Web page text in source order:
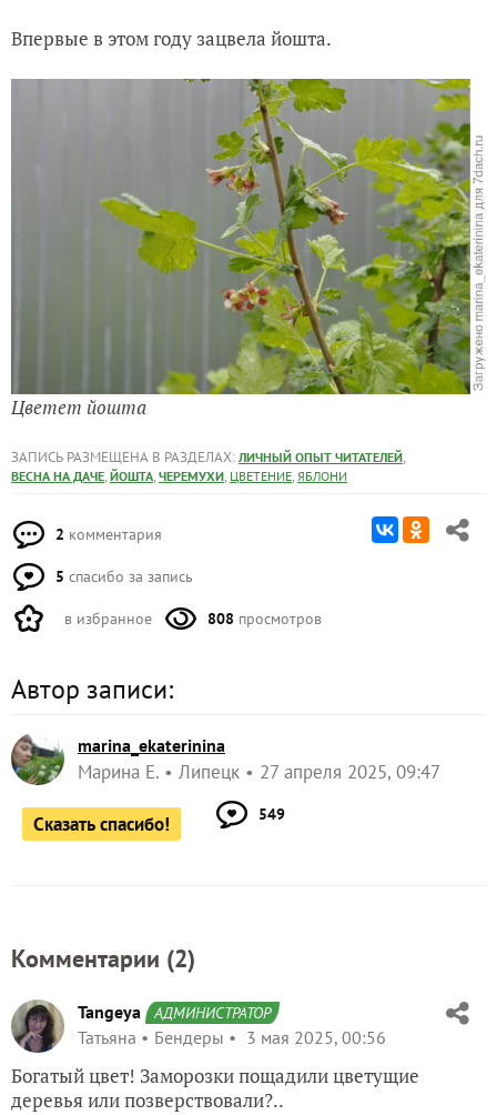
Впервые в этом году зацвела йошта.
Цветет йошта
ЗАПИСЬ РАЗМЕЩЕНА В РАЗДЕЛАХ: ЛИЧНЫЙ ОПЫТ ЧИТАТЕЛЕЙ,
ВЕСНА НА ДАЧЕ, ЙОШТА, ЧЕРЕМУХИ, ЦВЕТЕНИЕ, ЯБЛОНИ
2 комментария
5 спасибо за запись
в избранное 808 просмотров
Автор записи:
marina_ekaterinina
Марина Е. Липецк 27 апреля 2025, 09:47
Сказать спасибо! 549
Комментарии (2)
Tangeya АДМИНИСТРАТОР
Татьяна Бендеры 3 мая 2025, 00:56
Богатый цвет! Заморозки пощадили цветущие
деревья или позверствовали?..